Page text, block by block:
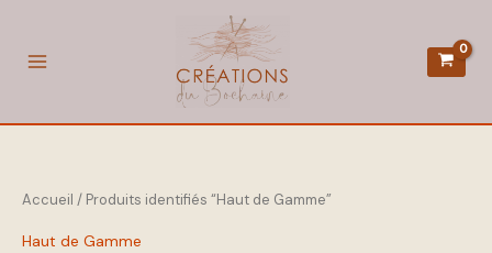
contenu
Accueil / Produits identifiés “Haut de Gamme”
Haut de Gamme